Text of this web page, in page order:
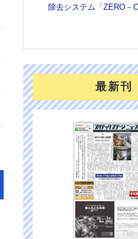
除去システム「ZERO－
最新刊